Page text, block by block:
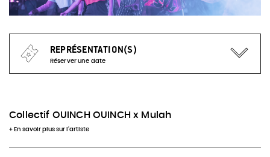
REPRÉSENTATION(S)
Réserver une date
INFOS & RÉSERVATIONS
Collectif OUINCH OUINCH x Mulah
+ En savoir plus sur l'artiste